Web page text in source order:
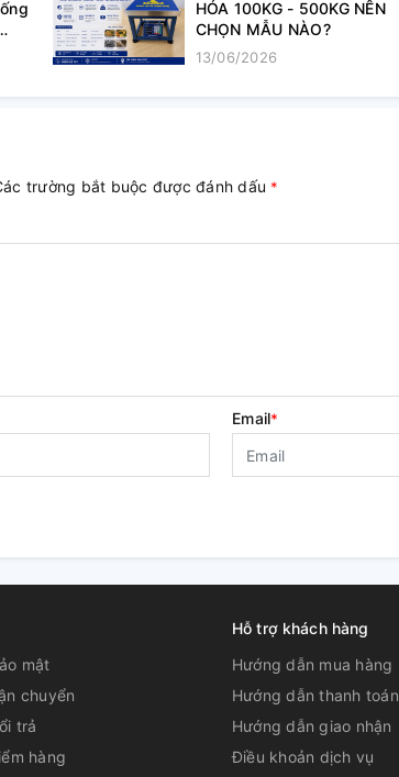
HÓA 100KG - 500KG NÊN
CHỌN MẪU NÀO?
13/06/2026
trường bắt buộc được đánh dấu *
Email*
mật
chuyển
trả
hàng
Hỗ trợ khách hàng
Hướng dẫn mua hàng
Hướng dẫn thanh toán
Hướng dẫn giao nhận
Điều khoản dịch vụ